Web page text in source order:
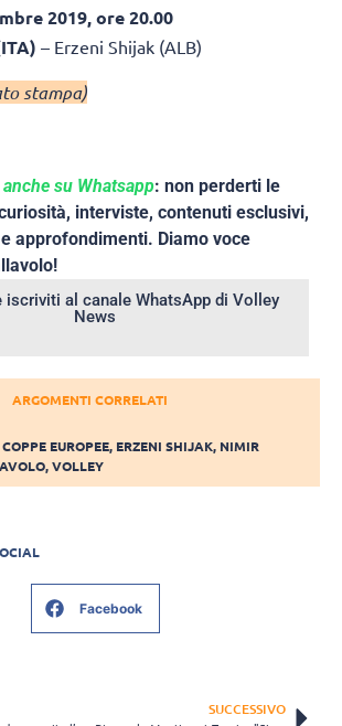
2019, ore 20.00
– Erzeni Shijak (ALB)
stampa)
su Whatsapp: non perderti le
interviste, contenuti esclusivi,
approfondimenti. Diamo voce
iscriviti al canale WhatsApp di Volley
News
ARGOMENTI CORRELATI
COPPE EUROPEE, ERZENI SHIJAK, NIMIR
,VOLLEY
Facebook
SUCCESSIVO